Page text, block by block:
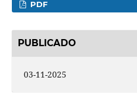
PDF
PUBLICADO
03-11-2025